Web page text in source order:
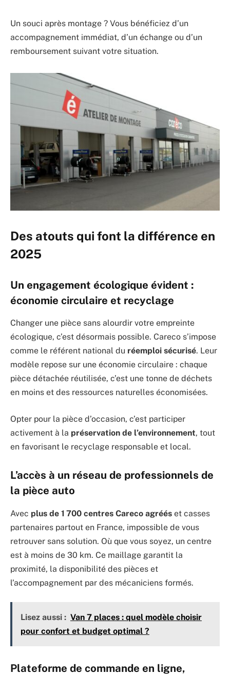
Un souci après montage ? Vous bénéficiez d’un
accompagnement immédiat, d’un échange ou d’un
remboursement suivant votre situation.
Des atouts qui font la différence en
2025
Un engagement écologique évident :
économie circulaire et recyclage
Changer une pièce sans alourdir votre empreinte
écologique, c’est désormais possible. Careco s’impose
comme le référent national du réemploi sécurisé. Leur
modèle repose sur une économie circulaire : chaque
pièce détachée réutilisée, c’est une tonne de déchets
en moins et des ressources naturelles économisées.
Opter pour la pièce d’occasion, c’est participer
activement à la préservation de l’environnement, tout
en favorisant le recyclage responsable et local.
L’accès à un réseau de professionnels de
la pièce auto
Avec plus de 1 700 centres Careco agréés et casses
partenaires partout en France, impossible de vous
retrouver sans solution. Où que vous soyez, un centre
est à moins de 30 km. Ce maillage garantit la
proximité, la disponibilité des pièces et
l’accompagnement par des mécaniciens formés.
Lisez aussi : Van 7 places : quel modèle choisir
pour confort et budget optimal ?
Plateforme de commande en ligne,